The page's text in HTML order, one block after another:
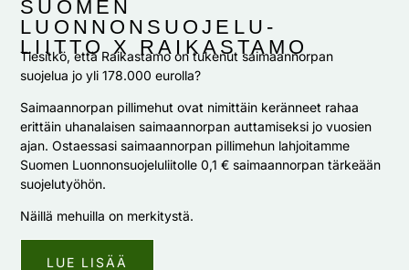
SUOMEN
LUONNONSUOJELU-
LIITTO X RAIKASTAMO ​
Tiesitkö, että Raikastamo on tukenut saimaannorpan
suojelua jo yli 178.000 eurolla?
Saimaannorpan pillimehut ovat nimittäin keränneet rahaa
erittäin uhanalaisen saimaannorpan auttamiseksi jo vuosien
ajan. Ostaessasi saimaannorpan pillimehun lahjoitamme
Suomen Luonnonsuojeluliitolle 0,1 € saimaannorpan tärkeään
suojelutyöhön.
Näillä mehuilla on merkitystä.
LUE LISÄÄ